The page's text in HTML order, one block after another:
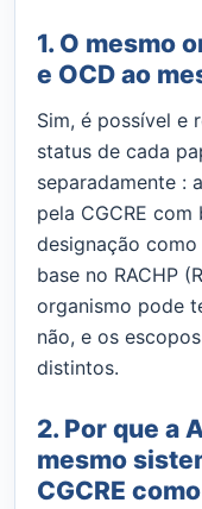
1. O mesmo
e OCD ao
Sim, é possível e
status de cada
separadamente :
pela CGCRE com
designação
base no RACHP
organismo pode
não, e os
distintos.
2. Por que a
mesmo
CGCRE